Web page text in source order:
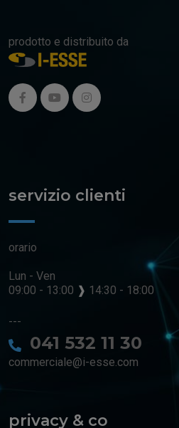
prodotto e distribuito da
servizio clienti
orario
Lun - Ven
09:00 - 13:00 ❱ 14:30 - 18:00
---
041 532 11 30
commerciale@i-esse.com
privacy & co